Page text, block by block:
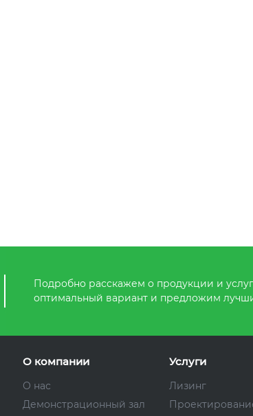
Подробно расскажем о продукции и
оптимальный вариант и предложим
О компании
О нас
Демонстрационный зал
Услуги
Лизинг